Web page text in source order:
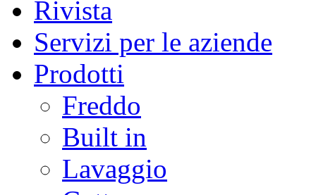
Rivista
Servizi per le aziende
Prodotti
Freddo
Built in
Lavaggio